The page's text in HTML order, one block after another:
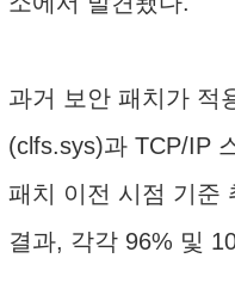
과거 보안 패치가 적
(clfs.sys)과 TCP/IP
패치 이전 시점 기준
결과, 각각 96% 및